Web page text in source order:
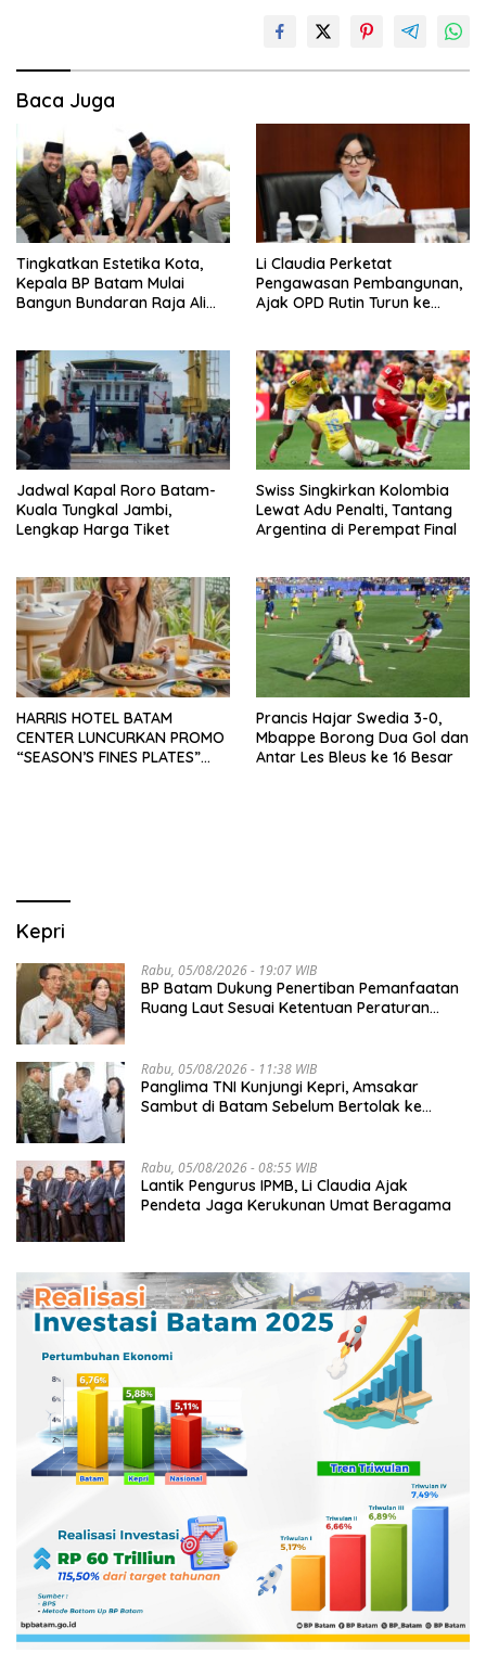
Baca Juga
Tingkatkan Estetika Kota,
Kepala BP Batam Mulai
Bangun Bundaran Raja Ali
Li Claudia Perketat
Pengawasan Pembangunan,
Ajak OPD Rutin Turun ke
Jadwal Kapal Roro Batam-
Kuala Tungkal Jambi,
Lengkap Harga Tiket
Swiss Singkirkan Kolombia
Lewat Adu Penalti, Tantang
Argentina di Perempat Final
HARRIS HOTEL BATAM
CENTER LUNCURKAN PROMO
“SEASON’S FINES PLATES”
Prancis Hajar Swedia 3-0,
Mbappe Borong Dua Gol dan
Antar Les Bleus ke 16 Besar
Kepri
Rabu, 05/08/2026 - 19:07 WIB
BP Batam Dukung Penertiban Pemanfaatan
Ruang Laut Sesuai Ketentuan Peraturan
Rabu, 05/08/2026 - 11:38 WIB
Panglima TNI Kunjungi Kepri, Amsakar
Sambut di Batam Sebelum Bertolak ke
Rabu, 05/08/2026 - 08:55 WIB
Lantik Pengurus IPMB, Li Claudia Ajak
Pendeta Jaga Kerukunan Umat Beragama